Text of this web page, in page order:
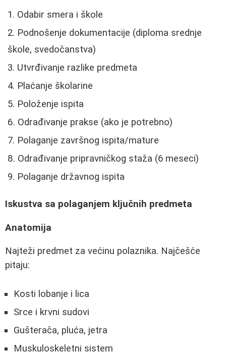
Odabir smera i škole
Podnošenje dokumentacije (diploma srednje
škole, svedočanstva)
Utvrđivanje razlike predmeta
Plaćanje školarine
Položenje ispita
Odrađivanje prakse (ako je potrebno)
Polaganje završnog ispita/mature
Odrađivanje pripravničkog staža (6 meseci)
Polaganje državnog ispita
Iskustva sa polaganjem ključnih predmeta
Anatomija
Najteži predmet za većinu polaznika. Najčešće
pitaju:
Kosti lobanje i lica
Srce i krvni sudovi
Gušterača, pluća, jetra
Muskuloskeletni sistem